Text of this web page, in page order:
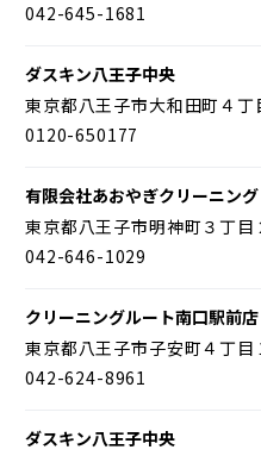
042-645-1681
ダスキン八王子中央
東京都八王子市大和田町４丁
0120-650177
有限会社あおやぎクリーニン
東京都八王子市明神町３丁目
042-646-1029
クリーニングルート南口駅前店
東京都八王子市子安町４丁目
042-624-8961
ダスキン八王子中央